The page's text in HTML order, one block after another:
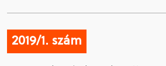
2019/1. szám